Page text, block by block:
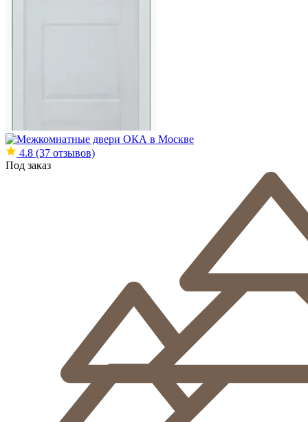
4.8 (37 отзывов)
Под заказ